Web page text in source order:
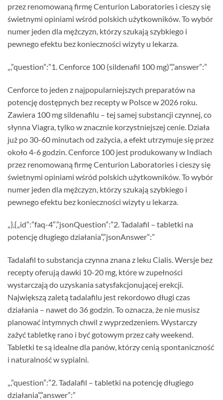
przez renomowaną firmę Centurion Laboratories i cieszy się
świetnymi opiniami wśród polskich użytkowników. To wybór
numer jeden dla mężczyzn, którzy szukają szybkiego i
pewnego efektu bez konieczności wizyty u lekarza.
„,”question”:”1. Cenforce 100 (sildenafil 100 mg)”,”answer”:”
Cenforce to jeden z najpopularniejszych preparatów na
potencję dostępnych bez recepty w Polsce w 2026 roku.
Zawiera 100 mg sildenafilu – tej samej substancji czynnej, co
słynna Viagra, tylko w znacznie korzystniejszej cenie. Działa
już po 30-60 minutach od zażycia, a efekt utrzymuje się przez
około 4-6 godzin. Cenforce 100 jest produkowany w Indiach
przez renomowaną firmę Centurion Laboratories i cieszy się
świetnymi opiniami wśród polskich użytkowników. To wybór
numer jeden dla mężczyzn, którzy szukają szybkiego i
pewnego efektu bez konieczności wizyty u lekarza.
„},{„id”:”faq-4″,”jsonQuestion”:”2. Tadalafil – tabletki na
potencję długiego działania”,”jsonAnswer”:”
Tadalafil to substancja czynna znana z leku Cialis. Wersje bez
recepty oferują dawki 10-20 mg, które w zupełności
wystarczają do uzyskania satysfakcjonującej erekcji.
Największą zaletą tadalafilu jest rekordowo długi czas
działania – nawet do 36 godzin. To oznacza, że nie musisz
planować intymnych chwil z wyprzedzeniem. Wystarczy
zażyć tabletkę rano i być gotowym przez cały weekend.
Tabletki te są idealne dla panów, którzy cenią spontaniczność
i naturalność w sypialni.
„,”question”:”2. Tadalafil – tabletki na potencję długiego
działania”,”answer”:”